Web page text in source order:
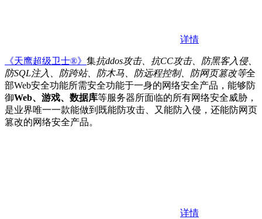
详情
《天鹰超级卫士®》 集抗ddos攻击、抗CC攻击、防黑客入侵、
防SQL注入、防跨站、防木马、防远程控制、防网页篡改等全
部Web安全功能所需安全功能于一身的网络安全产品，能够防
御Web、游戏、数据库等服务器所面临的所有网络安全威胁，
是业界唯一一款能做到既能防攻击、又能防入侵，还能防网页
篡改的网络安全产品。
详情